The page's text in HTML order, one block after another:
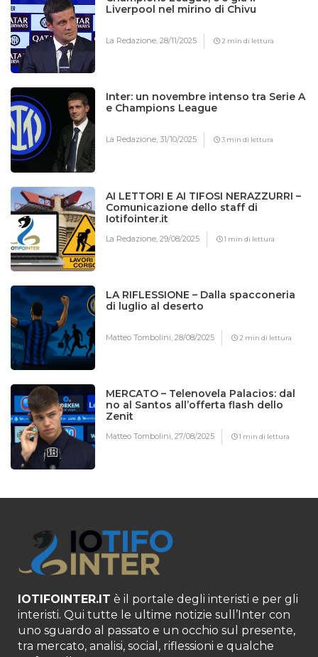
Liverpool nel mirino di Chivu
La Redazione,28/11/2025 2 min di lettura
Inter: un novembre intenso tra Serie A
e Champions League
La Redazione,31/10/2025 3 min di lettura
AI LETTORI E AI TIFOSI NERAZZURRI –
Comunicazione dello staff di
Iotifointer.it
La Redazione,29/08/2025 1 min di lettura
LA RIFLESSIONE – Dalla spacconeria
di luglio al deserto
Matteo Tombolini,28/08/2025 2 min di lettura
MERCATO – Telenovela Palacios: dal
no al Santos all’offerta flash dello
Zenit
Matteo Tombolini,27/08/2025 1 min di lettura
IOTIFOINTER.IT è il portale degli interisti e per gli
interisti. Qui tutte le ultime notizie sull’Inter con
uno sguardo al passato e un occhio sul presente,
tra mercato, analisi, social, riflessioni e qualche